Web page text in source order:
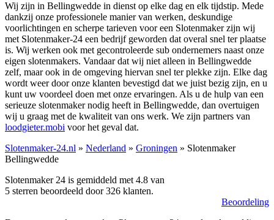
Wij zijn in Bellingwedde in dienst op elke dag en elk tijdstip. Mede
dankzij onze professionele manier van werken, deskundige
voorlichtingen en scherpe tarieven voor een Slotenmaker zijn wij
met Slotenmaker-24 een bedrijf geworden dat overal snel ter plaatse
is. Wij werken ook met gecontroleerde sub ondernemers naast onze
eigen slotenmakers. Vandaar dat wij niet alleen in Bellingwedde
zelf, maar ook in de omgeving hiervan snel ter plekke zijn. Elke dag
wordt weer door onze klanten bevestigd dat we juist bezig zijn, en u
kunt uw voordeel doen met onze ervaringen. Als u de hulp van een
serieuze slotenmaker nodig heeft in Bellingwedde, dan overtuigen
wij u graag met de kwaliteit van ons werk. We zijn partners van
loodgieter.mobi voor het geval dat.
Slotenmaker-24.nl » Nederland » Groningen » Slotenmaker
Bellingwedde
Slotenmaker 24 is gemiddeld met 4.8 van
5 sterren beoordeeld door 326 klanten.
Beoordeling